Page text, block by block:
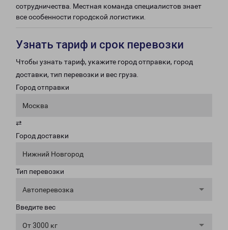
сотрудничества. Местная команда специалистов знает
все особенности городской логистики.
Узнать тариф и срок перевозки
Чтобы узнать тариф, укажите город отправки, город
доставки, тип перевозки и вес груза.
Город отправки
Москва
⇄
Город доставки
Нижний Новгород
Тип перевозки
Автоперевозка
Введите вес
От 3000 кг